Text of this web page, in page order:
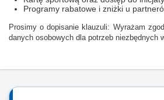
Programy rabatowe i zniżki u
Prosimy o dopisanie klauzuli: Wyrażam
danych osobowych dla potrzeb niezbędnych